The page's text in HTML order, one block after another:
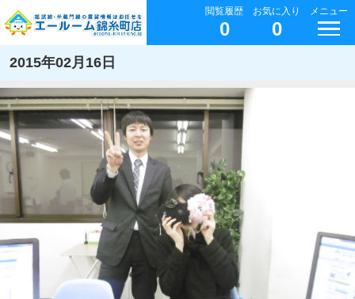
閲覧履歴
0
お気に入り
0
メニュー
2015年02月16日